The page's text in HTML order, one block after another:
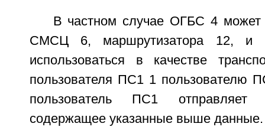
В частном случае ОГБС 4
СМСЦ 6, маршрутизатора 12, и
использоваться в качестве
пользователя ПС1 1 пользователю
пользователь ПС1
содержащее указанные выше данные.